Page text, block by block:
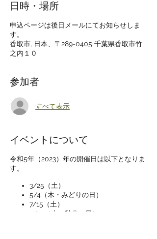
日時・場所
申込ページは後日メールにてお知らせしま
す。
香取市, 日本、〒289-0405 千葉県香取市竹
之内１０
参加者
すべて表示
イベントについて
令和5年（2023）年の開催日は以下となりま
す。
3/25（土）
5/4（木・みどりの日）
7/15（土）
9/23（土・秋分の日）